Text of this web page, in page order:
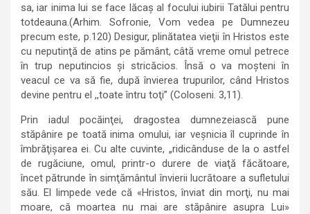
sa, iar inima lui se face lăcaş al focului iubirii Tatălui pentru
totdeauna.(Arhim. Sofronie, Vom vedea pe Dumnezeu
precum este, p.120) Desigur, plinătatea vieţii în Hristos este
cu neputinţă de atins pe pământ, câtă vreme omul petrece
în trup neputincios şi stricăcios. Însă o va moşteni în
veacul ce va să fie, după învierea trupurilor, când Hristos
devine pentru el ,,toate întru toţi” (Coloseni. 3,11).
Prin iadul pocăinţei, dragostea dumnezeiască pune
stăpânire pe toată inima omului, iar veşnicia îl cuprinde în
îmbrăţişarea ei. Cu alte cuvinte, „ridicânduse de la o astfel
de rugăciune, omul, printr-o durere de viaţă făcătoare,
încet pătrunde în simţământul învierii lucrătoare a sufletului
său. El limpede vede că «Hristos, înviat din morţi, nu mai
moare, că moartea nu mai are stăpânire asupra Lui»